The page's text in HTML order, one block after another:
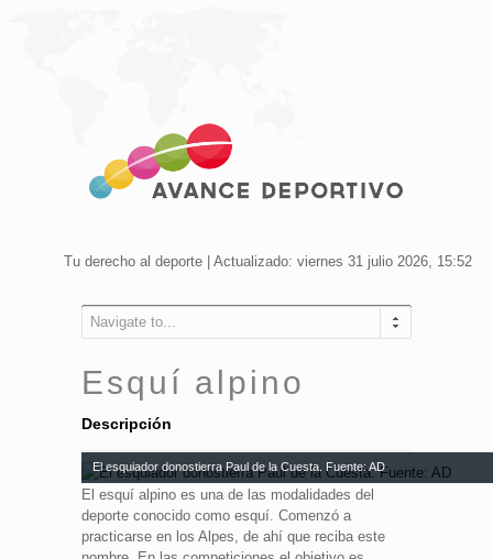
Tu derecho al deporte | Actualizado: viernes 31 julio 2026, 15:52
Navigate to...
Esquí alpino
Descripción
El esquiador donostierra Paul de la Cuesta. Fuente: AD
El esquí alpino es una de las modalidades del
deporte conocido como esquí. Comenzó a
practicarse en los Alpes, de ahí que reciba este